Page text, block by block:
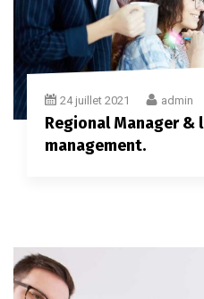
24 juillet 2021 admin
Regional Manager
management.